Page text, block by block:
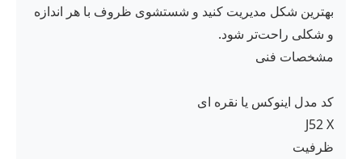
بهترین شکل مدیریت کنید و شستشوی ظروف با هر اندازه
و شکلی راحت‌تر شود.
مشخصات فنی
کد مدل اینوکس یا نقره ای
J52 X
ظرفیت